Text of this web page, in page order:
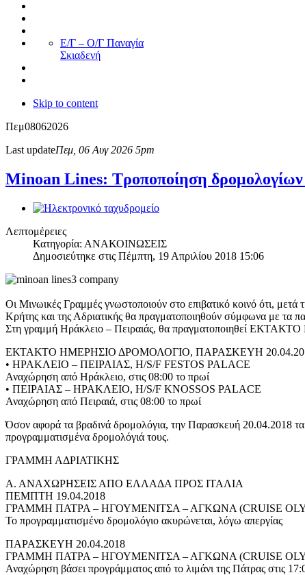
Ε/Γ – Ο/Γ Παναγία
Σκιαδενή
Skip to content
Πεμ08062026
Last updateΠεμ, 06 Αυγ 2026 5pm
Μinoan Lines: Τροποποίηση δρομολογίων
Λεπτομέρειες
Κατηγορία: ΑΝΑΚΟΙΝΩΣΕΙΣ
Δημοσιεύτηκε στις Πέμπτη, 19 Απριλίου 2018 15:06
Οι Μινωικές Γραμμές γνωστοποιούν στο επιβατικό κοινό ότι,
Κρήτης και της Αδριατικής θα πραγματοποιηθούν σύμφωνα
Στη γραμμή Ηράκλειο – Πειραιάς, θα πραγματοποιηθεί
ΕΚΤΑΚΤΟ ΗΜΕΡΗΣΙΟ ΔΡΟΜΟΛΟΓΙΟ, ΠΑΡΑΣΚΕΥΗ
• ΗΡΑΚΛΕΙΟ – ΠΕΙΡΑΙΑΣ, H/S/F FESTOS PALACE
Αναχώρηση από Ηράκλειο, στις 08:00 το πρωί
• ΠΕΙΡΑΙΑΣ – ΗΡΑΚΛΕΙΟ, H/S/F KNOSSOS PALACE
Αναχώρηση από Πειραιά, στις 08:00 το πρωί
Όσον αφορά τα βραδινά δρομολόγια, την Παρασκευή 20.04.2018
προγραμματισμένα δρομολόγιά τους.
ΓΡΑΜΜΗ ΑΔΡΙΑΤΙΚΗΣ
Α. ΑΝΑΧΩΡΗΣΕΙΣ ΑΠΟ ΕΛΛΑΔΑ ΠΡΟΣ ΙΤΑΛΙΑ
ΠΕΜΠΤΗ 19.04.2018
ΓΡΑΜΜΗ ΠΑΤΡΑ – ΗΓΟΥΜΕΝΙΤΣΑ – ΑΓΚΩΝΑ (CRUISE
Το προγραμματισμένο δρομολόγιο ακυρώνεται, λόγω απεργίας
ΠΑΡΑΣΚΕΥΗ 20.04.2018
ΓΡΑΜΜΗ ΠΑΤΡΑ – ΗΓΟΥΜΕΝΙΤΣΑ – ΑΓΚΩΝΑ (CRUISE
Αναχώρηση βάσει προγράμματος από το λιμάνι της Πάτρας στις